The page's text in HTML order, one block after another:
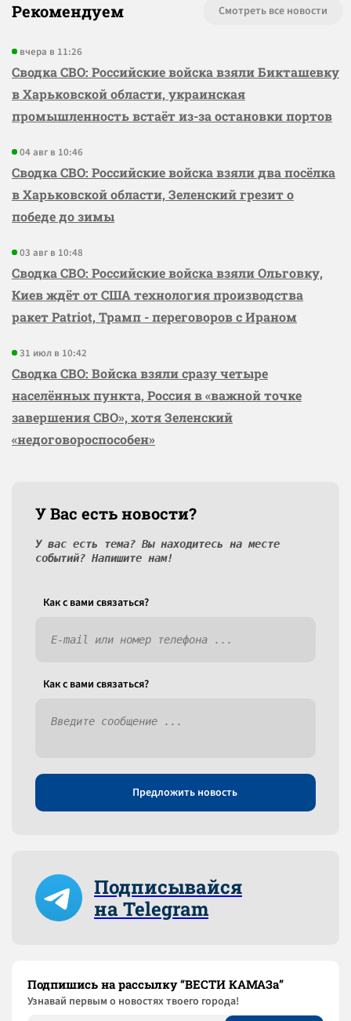
Рекомендуем Смотреть все новости
вчера в 11:26
Сводка СВО: Российские войска взяли Бикташевку
в Харьковской области, украинская
промышленность встаёт из-за остановки портов
04 авг в 10:46
Сводка СВО: Российские войска взяли два посёлка
в Харьковской области, Зеленский грезит о
победе до зимы
03 авг в 10:48
Сводка СВО: Российские войска взяли Ольговку,
Киев ждёт от США технология производства
ракет Patriot, Трамп - переговоров с Ираном
31 июл в 10:42
Сводка СВО: Войска взяли сразу четыре
населённых пункта, Россия в «важной точке
завершения СВО», хотя Зеленский
«недоговороспособен»
У Вас есть новости?
У вас есть тема? Вы находитесь на месте
событий? Напишите нам!
Как c вами связаться?
Как c вами связаться?
Предложить новость
Подписывайся
на Telegram
Подпишись на рассылку “ВЕСТИ КАМАЗа”
Узнaвай первым о новостях твоего города!